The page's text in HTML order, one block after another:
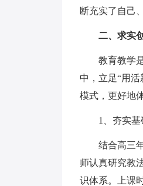
断充实了自己
二、求实
教育教学是
中，立足“用
模式，更好地
1、夯实基础
结合高三年
师认真研究教
识体系。上课